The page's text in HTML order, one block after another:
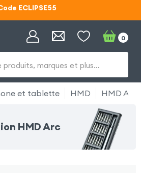
d'éclipse OFFERTES
Code ECLIPSE55
produits, marques et plus…
0
et tablette HMD HMD Arc
HMD Arc